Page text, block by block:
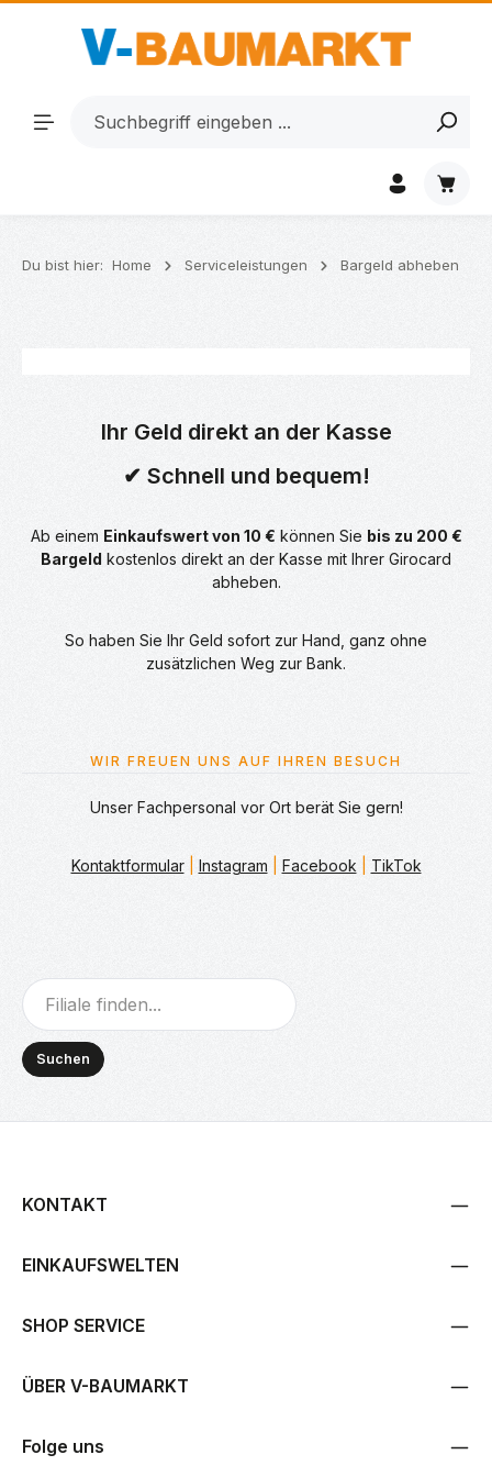
Zum Hauptinhalt springen
Du bist hier: Home Serviceleistungen Bargeld abheben
Ihr Geld direkt an der Kasse
✔ Schnell und bequem!
Ab einem Einkaufswert von 10 € können Sie bis zu 200 €
Bargeld kostenlos direkt an der Kasse mit Ihrer Girocard
abheben.
So haben Sie Ihr Geld sofort zur Hand, ganz ohne
zusätzlichen Weg zur Bank.
WIR FREUEN UNS AUF IHREN BESUCH
Unser Fachpersonal vor Ort berät Sie gern!
Kontaktformular| Instagram Facebook TikTok
Suchen
KONTAKT
EINKAUFSWELTEN
SHOP SERVICE
ÜBER V-BAUMARKT
Folge uns